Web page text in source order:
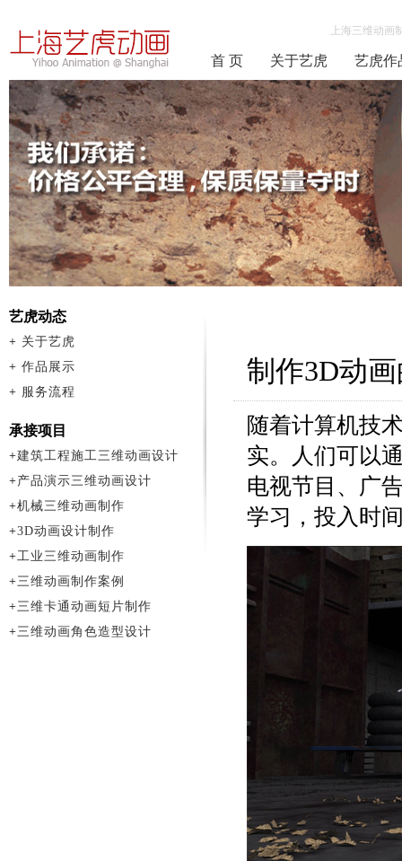
上海三维动
首 页 关于艺虎 艺虎作
制作3D动
随着计算机技
实。人们可以
电视节目、广
学习，投入时
艺虎动态
+ 关于艺虎
+ 作品展示
+ 服务流程
承接项目
+建筑工程施工三维动画设计
+产品演示三维动画设计
+机械三维动画制作
+3D动画设计制作
+工业三维动画制作
+三维动画制作案例
+三维卡通动画短片制作
+三维动画角色造型设计